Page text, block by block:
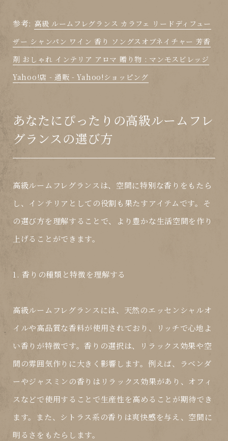
参考: 高級 ルームフレグランス カラフェ リードディフュー
ザー シャンパン ワイン 香り ソングスオブネイチャー 芳香
剤 おしゃれ インテリア アロマ 贈り物 : マンモスビレッジ
Yahoo!店 - 通販 - Yahoo!ショッピング
あなたにぴったりの高級ルームフレ
グランスの選び方
高級ルームフレグランスは、空間に特別な香りをもたら
し、インテリアとしての役割も果たすアイテムです。そ
の選び方を理解することで、より豊かな生活空間を作り
上げることができます。
1. 香りの種類と特徴を理解する
高級ルームフレグランスには、天然のエッセンシャルオ
イルや高品質な香料が使用されており、リッチで心地よ
い香りが特徴です。香りの選択は、リラックス効果や空
間の雰囲気作りに大きく影響します。例えば、ラベンダ
ーやジャスミンの香りはリラックス効果があり、オフィ
スなどで使用することで生産性を高めることが期待でき
ます。また、シトラス系の香りは爽快感を与え、空間に
明るさをもたらします。